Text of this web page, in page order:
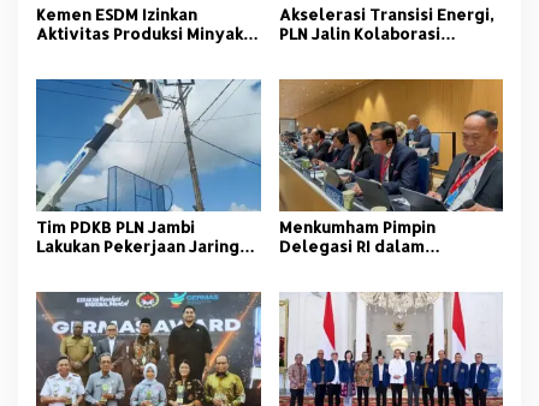
Kemen ESDM Izinkan
Aktivitas Produksi Minyak
Akselerasi Transisi Energi,
PLN Jalin Kolaborasi
Tim PDKB PLN Jambi
Lakukan Pekerjaan Jaringan
Menkumham Pimpin
Delegasi RI dalam